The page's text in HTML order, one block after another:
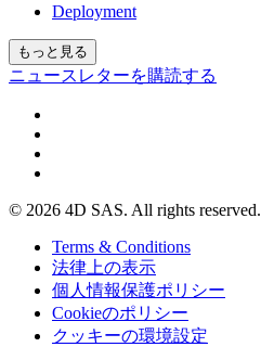
Deployment
もっと見る
ニュースレターを購読する
© 2026 4D SAS. All rights reserved.
Terms & Conditions
法律上の表示
個人情報保護ポリシー
Cookieのポリシー
クッキーの環境設定